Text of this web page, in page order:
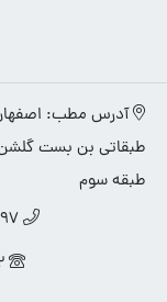
آدرس مطب: اصفهان
طبقاتی بن بست گلشن
طبقه سوم